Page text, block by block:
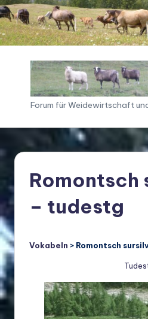
Skip
to
F
o
ru
f
ü
W
Forum für Weidewirtschaft
Romontsch
– tudestg
Vokabeln > Romontsch